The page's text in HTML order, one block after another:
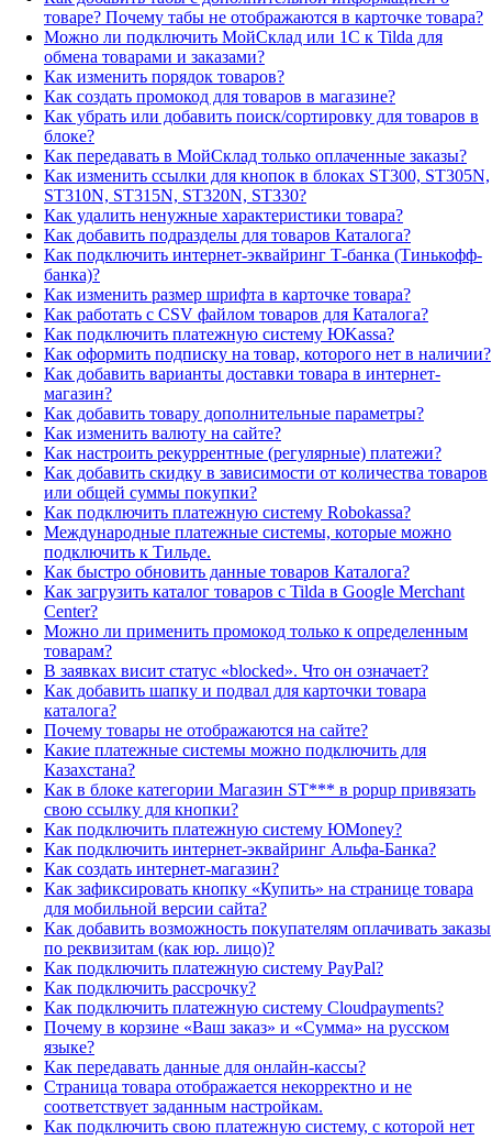
товаре? Почему табы не отображаются в карточке товара?
Можно ли подключить МойСклад или 1С к Tilda для
обмена товарами и заказами?
Как изменить порядок товаров?
Как создать промокод для товаров в магазине?
Как убрать или добавить поиск/сортировку для товаров в
блоке?
Как передавать в МойСклад только оплаченные заказы?
Как изменить ссылки для кнопок в блоках ST300, ST305N,
ST310N, ST315N, ST320N, ST330?
Как удалить ненужные характеристики товара?
Как добавить подразделы для товаров Каталога?
Как подключить интернет-эквайринг Т-банка (Тинькофф-
банка)?
Как изменить размер шрифта в карточке товара?
Как работать с CSV файлом товаров для Каталога?
Как подключить платежную систему ЮKassa?
Как оформить подписку на товар, которого нет в наличии?
Как добавить варианты доставки товара в интернет-
магазин?
Как добавить товару дополнительные параметры?
Как изменить валюту на сайте?
Как настроить рекуррентные (регулярные) платежи?
Как добавить скидку в зависимости от количества товаров
или общей суммы покупки?
Как подключить платежную систему Robokassa?
Международные платежные системы, которые можно
подключить к Тильде.
Как быстро обновить данные товаров Каталога?
Как загрузить каталог товаров с Tilda в Google Merchant
Center?
Можно ли применить промокод только к определенным
товарам?
В заявках висит статус «blocked». Что он означает?
Как добавить шапку и подвал для карточки товара
каталога?
Почему товары не отображаются на сайте?
Какие платежные системы можно подключить для
Казахстана?
Как в блоке категории Магазин ST*** в popup привязать
свою ссылку для кнопки?
Как подключить платежную систему ЮMoney?
Как подключить интернет-эквайринг Альфа-Банка?
Как создать интернет-магазин?
Как зафиксировать кнопку «Купить» на странице товара
для мобильной версии сайта?
Как добавить возможность покупателям оплачивать заказы
по реквизитам (как юр. лицо)?
Как подключить платежную систему PayPal?
Как подключить рассрочку?
Как подключить платежную систему Cloudpayments?
Почему в корзине «Ваш заказ» и «Сумма» на русском
языке?
Как передавать данные для онлайн-кассы?
Страница товара отображается некорректно и не
соответствует заданным настройкам.
Как подключить свою платежную систему, с которой нет